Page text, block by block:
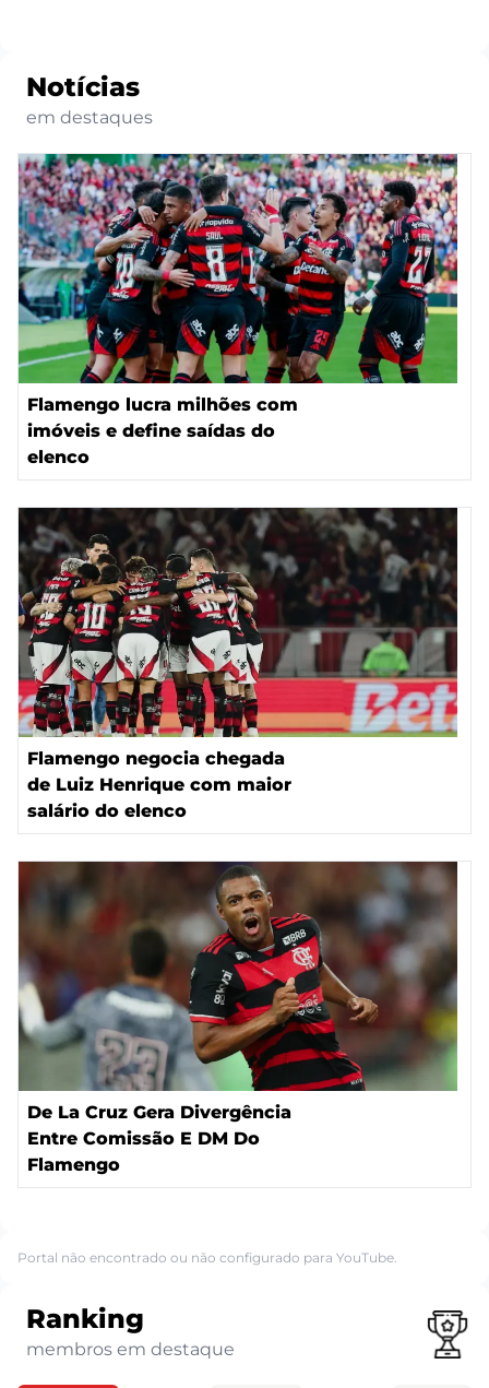
Notícias
em destaques
Flamengo lucra milhões com
imóveis e define saídas do
elenco
Flamengo negocia chegada
de Luiz Henrique com maior
salário do elenco
De La Cruz Gera Divergência
Entre Comissão E DM Do
Flamengo
Portal não encontrado ou não configurado para YouTube.
Ranking
membros em destaque